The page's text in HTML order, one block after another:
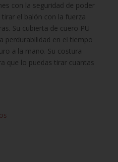
con la seguridad de poder
el balón con la fuerza
Su cubierta de cuero PU
perdurabilidad en el tiempo
a la mano. Su costura
que lo puedas tirar cuantas